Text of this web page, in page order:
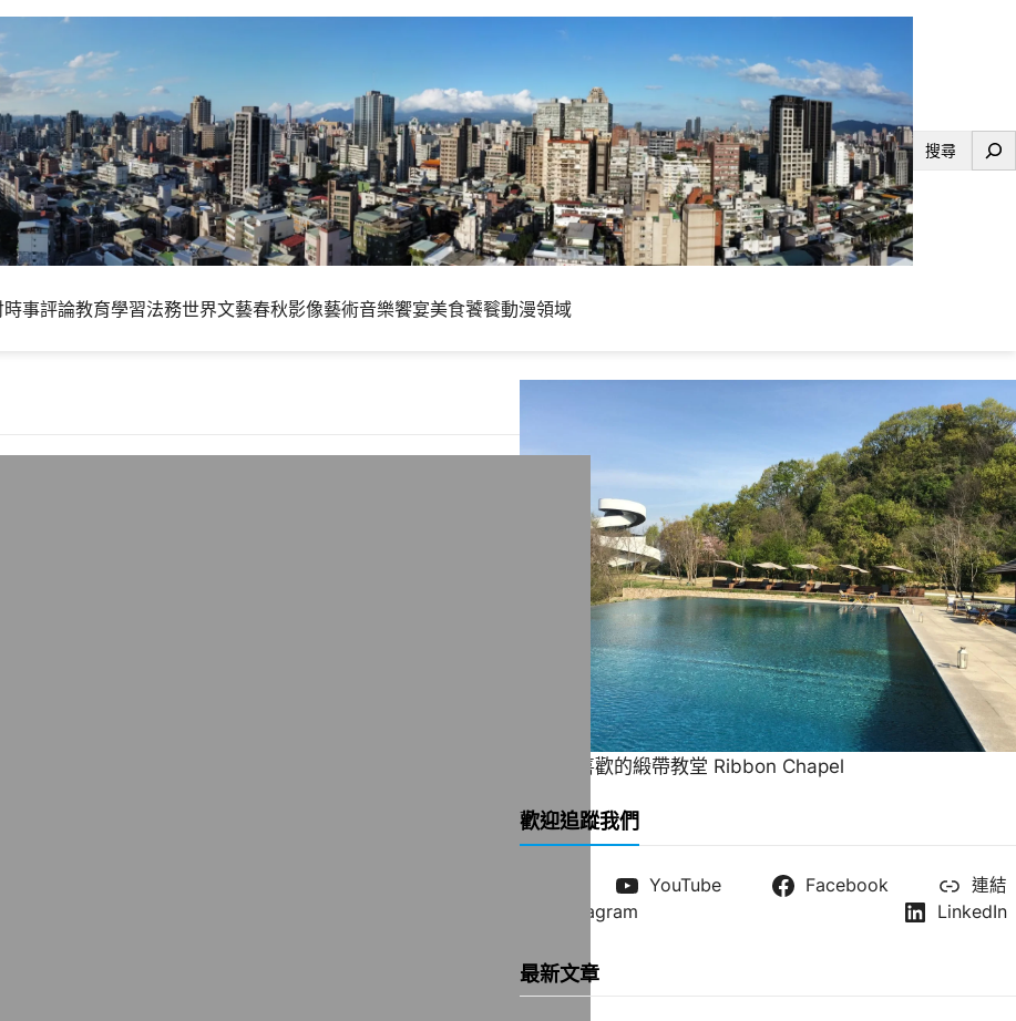
搜
時事評論教育學習法務世界文藝春秋影像藝術音樂饗宴美食饕餮動漫領域
一直很喜歡的緞帶教堂 Ribbon Chapel
歡迎追蹤我們
YouTube Facebook
連結
Instagram
LinkedIn
最新文章